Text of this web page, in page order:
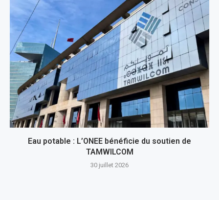
Eau potable : L’ONEE bénéficie du soutien de
TAMWILCOM
30 juillet 2026